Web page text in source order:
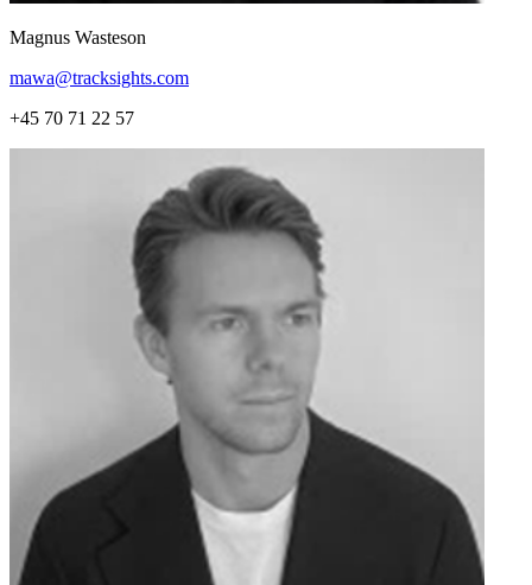
Magnus Wasteson
mawa@tracksights.com
+45 70 71 22 57